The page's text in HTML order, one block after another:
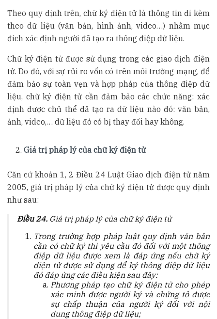
Theo quy định trên, chữ ký điện tử là thông tin đi kèm
theo dữ liệu (văn bản, hình ảnh, video…) nhằm mục
đích xác định người đã tạo ra thông điệp dữ liệu.
Chữ ký điện tử được sử dụng trong các giao dịch điện
tử. Do đó, với sự rủi ro vốn có trên môi trường mạng, để
đảm bảo sự toàn vẹn và hợp pháp của thông điệp dữ
liệu, chữ ký điện tử cần đảm bảo các chức năng: xác
định được chủ thể đã tạo ra dữ liệu nào đó: văn bản,
ảnh, video,… dữ liệu đó có bị thay đổi hay không.
Giá trị pháp lý của chữ ký điện tử
Căn cứ khoản 1, 2 Điều 24 Luật Giao dịch điện tử năm
2005, giá trị pháp lý của chữ ký điện tử được quy định
như sau:
Điều 24. Giá trị pháp lý của chữ ký điện tử
Trong trường hợp pháp luật quy định văn bản
cần có chữ ký thì yêu cầu đó đối với một thông
điệp dữ liệu được xem là đáp ứng nếu chữ ký
điện tử được sử dụng để ký thông điệp dữ liệu
đó đáp ứng các điều kiện sau đây:
Phương pháp tạo chữ ký điện tử cho phép
xác minh được người ký và chứng tỏ được
sự chấp thuận của người ký đối với nội
dung thông điệp dữ liệu;